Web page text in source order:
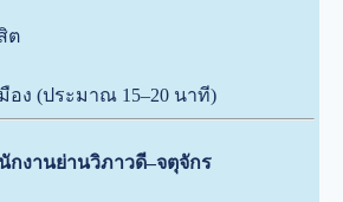
ต
อง (ประมาณ 15–20 นาที)
กงานย่านวิภาวดี–จตุจักร